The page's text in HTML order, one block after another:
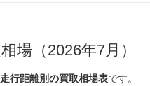
場（2026年7月）
行距離別の買取相場表です。